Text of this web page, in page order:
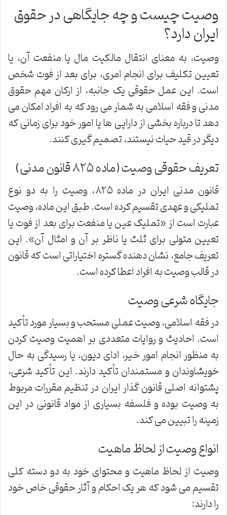
وصیت چیست و چه جایگاهی در حقوق
ایران دارد؟
وصیت، به معنای انتقال مالکیت مال یا منفعت آن، یا
تعیین تکلیف برای انجام امری، برای بعد از فوت شخص
است. این عمل حقوقی یک جانبه، از ارکان مهم حقوق
مدنی و فقه اسلامی به شمار می رود که به افراد امکان می
دهد تا درباره بخشی از دارایی ها یا امور خود برای زمانی که
دیگر در قید حیات نیستند، تصمیم گیری کنند.
تعریف حقوقی وصیت (ماده ۸۲۵ قانون مدنی)
قانون مدنی ایران در ماده ۸۲۵، وصیت را به دو نوع
تملیکی و عهدی تقسیم کرده است. طبق این ماده، وصیت
عبارت است از «تملیک عین یا منفعت برای بعد از فوت یا
تعیین متولی برای ثلث یا ناظر بر آن و امثال آن». این
تعریف جامع، نشان دهنده گستره اختیاراتی است که قانون
در قالب وصیت به افراد اعطا کرده است.
جایگاه شرعی وصیت
در فقه اسلامی، وصیت عملی مستحب و بسیار مورد تأکید
است. احادیث و روایات متعددی بر اهمیت وصیت کردن
به منظور انجام امور خیر، ادای دیون، یا رسیدگی به حال
خویشاوندان و مستمندان تأکید دارند. این تأکید شرعی،
پشتوانه اصلی قانون گذار ایران در تنظیم مقررات مربوط
به وصیت بوده و فلسفه بسیاری از مواد قانونی در این
زمینه را تبیین می کند.
انواع وصیت از لحاظ ماهیت
وصیت از لحاظ ماهیت و محتوای خود به دو دسته کلی
تقسیم می شود که هر یک احکام و آثار حقوقی خاص خود
را دارند: